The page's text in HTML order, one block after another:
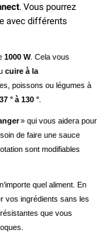
. Vous pourrez
avec différents
1000 W. Cela vous
cuire à la
poissons ou légumes à
37 ° à 130 °
» qui vous aidera pour
de faire une sauce
sont modifiables
quel aliment. En
vos ingrédients sans les
que vous